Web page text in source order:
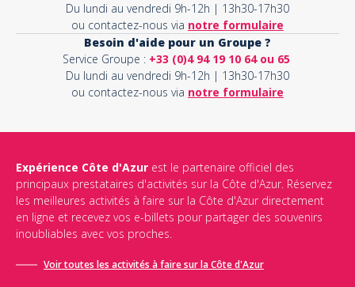
Du lundi au vendredi 9h-12h | 13h30-17h30
ou contactez-nous via notre formulaire
Besoin d'aide pour un Groupe ?
Service Groupe : +33 (0)4 94 19 10 64 ou 65
Du lundi au vendredi 9h-12h | 13h30-17h30
ou contactez-nous via notre formulaire
Expérience Côte d'Azur est le partenaire officiel des
principaux prestataires d'activités sur la Côte d'Azur. Réservez
les meilleures activités à faire sur la Côte d'Azur directement
en ligne et recevez vos e-billets pour partager des souvenirs
inoubliables avec vos proches.
Voir toutes les activités à faire sur la Côte d'Azur